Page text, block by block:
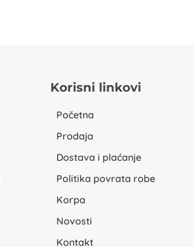
Korisni linkovi
Početna
Prodaja
Dostava i plaćanje
Politika povrata robe
Korpa
Novosti
Kontakt